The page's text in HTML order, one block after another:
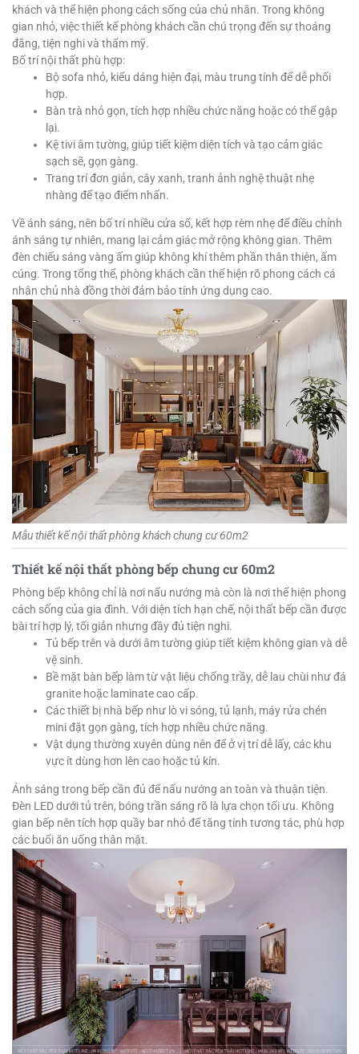
khách và thể hiện phong cách sống của chủ nhân. Trong không
gian nhỏ, việc thiết kế phòng khách cần chú trọng đến sự thoáng
đãng, tiện nghi và thẩm mỹ.
Bố trí nội thất phù hợp:
Bộ sofa nhỏ, kiểu dáng hiện đại, màu trung tính để dễ phối
hợp.
Bàn trà nhỏ gọn, tích hợp nhiều chức năng hoặc có thể gập
lại.
Kệ tivi âm tường, giúp tiết kiệm diện tích và tạo cảm giác
sạch sẽ, gọn gàng.
Trang trí đơn giản, cây xanh, tranh ảnh nghệ thuật nhẹ
nhàng để tạo điểm nhấn.
Về ánh sáng, nên bố trí nhiều cửa sổ, kết hợp rèm nhẹ để điều chỉnh
ánh sáng tự nhiên, mang lại cảm giác mở rộng không gian. Thêm
đèn chiếu sáng vàng ấm giúp không khí thêm phần thân thiện, ấm
cúng. Trong tổng thể, phòng khách cần thể hiện rõ phong cách cá
nhân chủ nhà đồng thời đảm bảo tính ứng dụng cao.
Mẫu thiết kế nội thất phòng khách chung cư 60m2
Thiết kế nội thất phòng bếp chung cư 60m2
Phòng bếp không chỉ là nơi nấu nướng mà còn là nơi thể hiện phong
cách sống của gia đình. Với diện tích hạn chế, nội thất bếp cần được
bài trí hợp lý, tối giản nhưng đầy đủ tiện nghi.
Tủ bếp trên và dưới âm tường giúp tiết kiệm không gian và dễ
vệ sinh.
Bề mặt bàn bếp làm từ vật liệu chống trầy, dễ lau chùi như đá
granite hoặc laminate cao cấp.
Các thiết bị nhà bếp như lò vi sóng, tủ lạnh, máy rửa chén
mini đặt gọn gàng, tích hợp nhiều chức năng.
Vật dụng thường xuyên dùng nên để ở vị trí dễ lấy, các khu
vực ít dùng hơn lên cao hoặc tủ kín.
Ánh sáng trong bếp cần đủ để nấu nướng an toàn và thuận tiện.
Đèn LED dưới tủ trên, bóng trần sáng rõ là lựa chọn tối ưu. Không
gian bếp nên tích hợp quầy bar nhỏ để tăng tính tương tác, phù hợp
các buổi ăn uống thân mật.